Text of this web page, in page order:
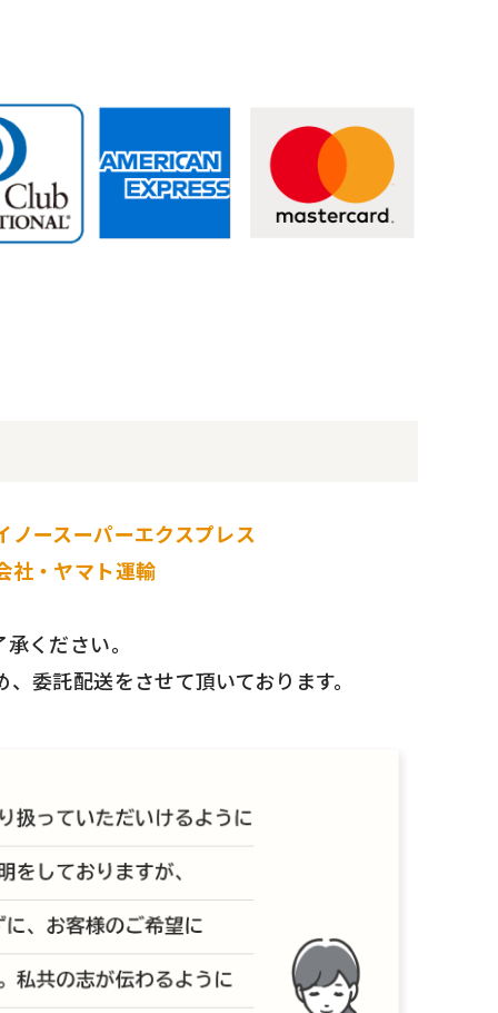
ースーパーエクスプレス
社・ヤマト運輸
ください。
委託配送をさせて頂いております。